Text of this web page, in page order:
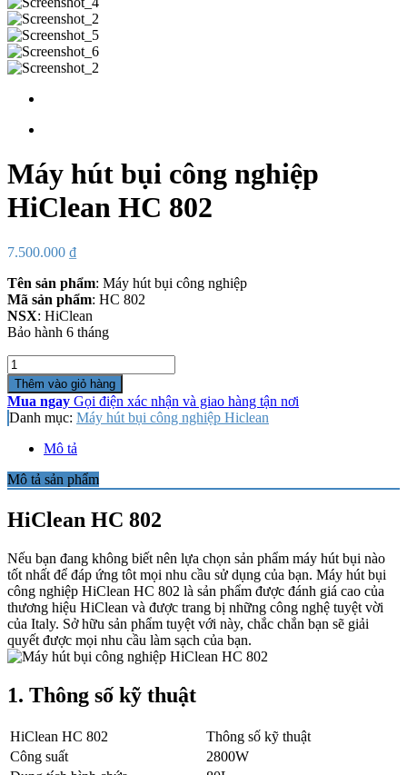
Máy hút bụi công nghiệp
HiClean HC 802
7.500.000 ₫
Tên sản phẩm: Máy hút bụi công nghiệp
Mã sản phẩm: HC 802
NSX: HiClean
Bảo hành 6 tháng
Số
lượng
Thêm vào giỏ hàng
Mua ngay Gọi điện xác nhận và giao hàng tận nơi
Danh mục: Máy hút bụi công nghiệp Hiclean
Mô tả
Mô tả sản phẩm
HiClean HC 802
Nếu bạn đang không biết nên lựa chọn sản phẩm máy hút bụi nào
tốt nhất để đáp ứng tôt mọi nhu cầu sử dụng của bạn. Máy hút bụi
công nghiệp HiClean HC 802 là sản phẩm được đánh giá cao của
thương hiệu HiClean và được trang bị những công nghệ tuyệt vời
của Italy. Sở hữu sản phẩm tuyệt với này, chắc chắn bạn sẽ giải
quyết được mọi nhu cầu làm sạch của bạn.
1. Thông số kỹ thuật
HiClean HC 802
Thông số kỹ thuật
Công suất
2800W